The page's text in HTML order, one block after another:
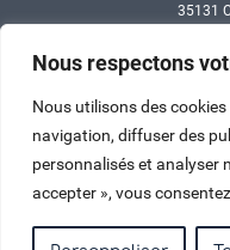
Nous respectons
Nous utilisons des
navigation, diffuser des
personnalisés et analyser
accepter », vous
35131
de 9h à
Jeudi : de